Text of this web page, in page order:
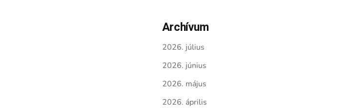
Archívum
2026. július
2026. június
2026. május
2026. április